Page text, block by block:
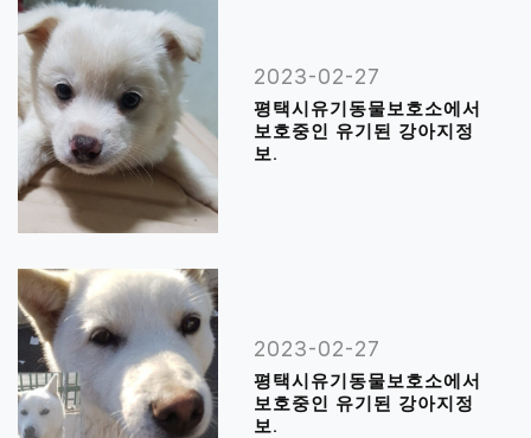
2023-02-27
평택시유기동물보호소에서
보호중인 유기된 강아지정
보.
2023-02-27
평택시유기동물보호소에서
보호중인 유기된 강아지정
보.